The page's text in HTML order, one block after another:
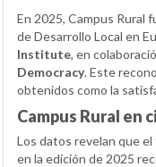
En 2025, Campus Rural
de Desarrollo Local en
Institute, en
Democracy. Este
obtenidos como la
Campus Rural en
Los datos revelan que
en la edición de 2025